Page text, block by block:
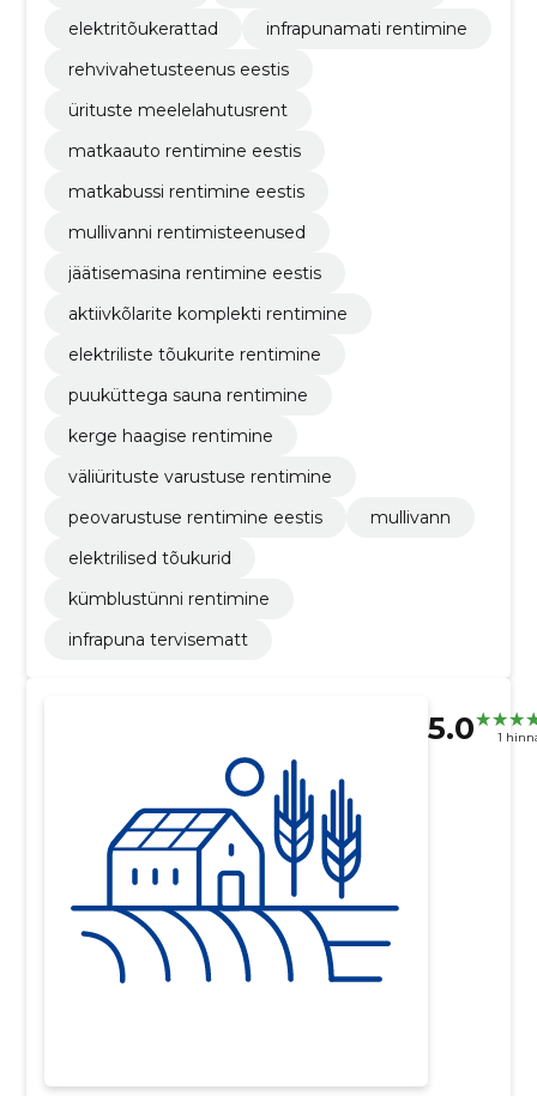
elektritõukerattad
infrapunamati rentimine
rehvivahetusteenus eestis
ürituste meelelahutusrent
matkaauto rentimine eestis
matkabussi rentimine eestis
mullivanni rentimisteenused
jäätisemasina rentimine eestis
aktiivkõlarite komplekti rentimine
elektriliste tõukurite rentimine
puuküttega sauna rentimine
kerge haagise rentimine
väliürituste varustuse rentimine
peovarustuse rentimine eestis
mullivann
elektrilised tõukurid
kümblustünni rentimine
infrapuna tervisematt
5.0 1